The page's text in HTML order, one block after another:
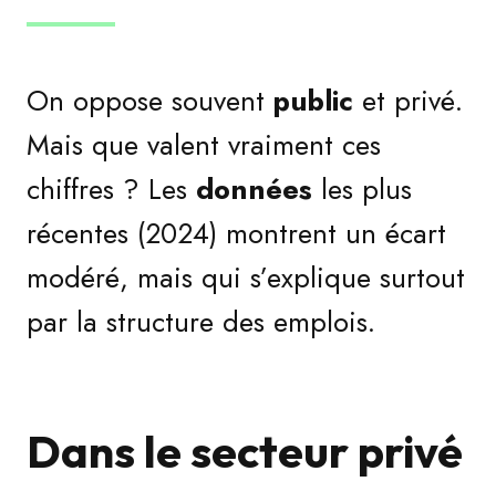
On oppose souvent public et privé.
Mais que valent vraiment ces
chiffres ? Les données les plus
récentes (2024) montrent un écart
modéré, mais qui s’explique surtout
par la structure des emplois.
Dans le secteur privé